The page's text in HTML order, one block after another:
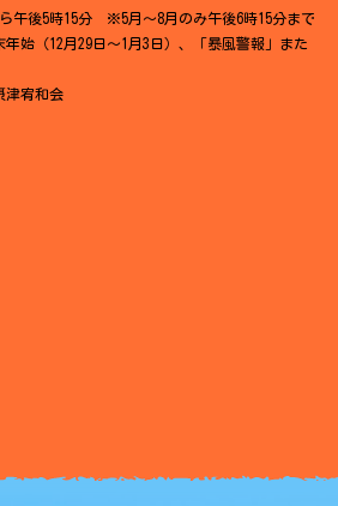
午後5時15分 ※5月～8月のみ午後6時15分まで
始（12月29日～1月3日）、「暴風警報」また
津宥和会